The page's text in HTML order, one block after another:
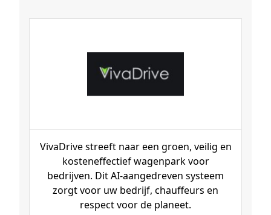
VivaDrive streeft naar een groen, veilig en
kosteneffectief wagenpark voor
bedrijven. Dit AI-aangedreven systeem
zorgt voor uw bedrijf, chauffeurs en
respect voor de planeet.